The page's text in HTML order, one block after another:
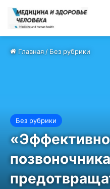
Главная/Без рубрики
Без рубрики